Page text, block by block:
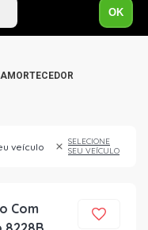
OK
veículo
SELECIONE
SEU VEÍCULO
Com